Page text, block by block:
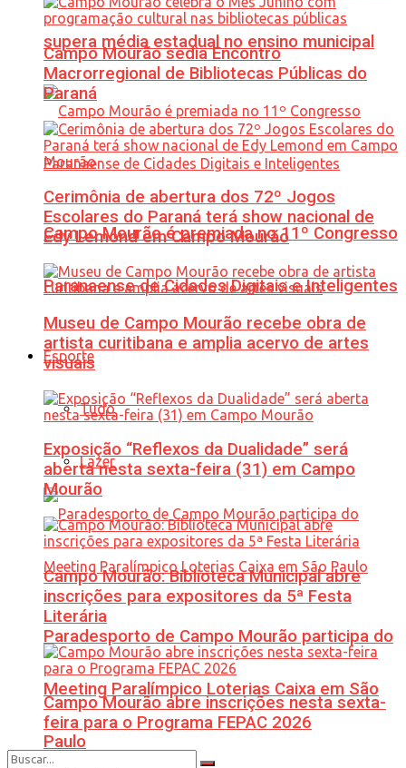
supera média estadual no ensino municipal
Campo Mourão é premiada no 11º Congresso
Paranaense de Cidades Digitais e Inteligentes
Esporte
Tudo
Lazer
Paradesporto de Campo Mourão participa do
Meeting Paralímpico Loterias Caixa em São
Paulo
Campo Mourão sedia Encontro
Macrorregional de Bibliotecas Públicas do
Paraná
Cerimônia de abertura dos 72º Jogos
Escolares do Paraná terá show nacional de
Edy Lemond em Campo Mourão
Museu de Campo Mourão recebe obra de
artista curitibana e amplia acervo de artes
visuais
Exposição “Reflexos da Dualidade” será
aberta nesta sexta-feira (31) em Campo
Mourão
Campo Mourão: Biblioteca Municipal abre
inscrições para expositores da 5ª Festa
Literária
Campo Mourão abre inscrições nesta sexta-
feira para o Programa FEPAC 2026